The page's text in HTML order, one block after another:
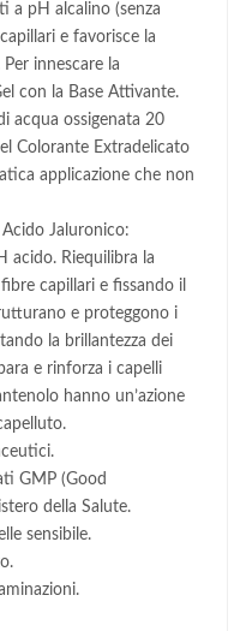
a pH alcalino (senza
e favorisce la
innescare la
con la Base Attivante.
acqua ossigenata 20
Colorante Extradelicato
applicazione che non
Acido Jaluronico:
acido. Riequilibra la
capillari e fissando il
e proteggono i
la brillantezza dei
e rinforza i capelli
hanno un’azione
GMP (Good
della Salute.
sensibile.